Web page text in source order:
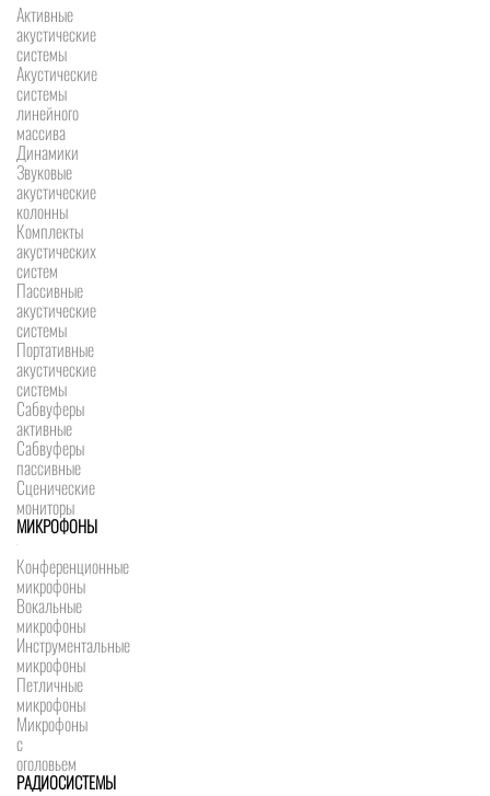
Активные
акустические
системы
Акустические
системы
линейного
массива
Динамики
Звуковые
акустические
колонны
Комплекты
акустических
систем
Пассивные
акустические
системы
Портативные
акустические
системы
Сабвуферы
активные
Сабвуферы
пассивные
Сценические
мониторы
МИКРОФОНЫ
Конференционные
микрофоны
Вокальные
микрофоны
Инструментальные
микрофоны
Петличные
микрофоны
Микрофоны
с
оголовьем
РАДИОСИСТЕМЫ